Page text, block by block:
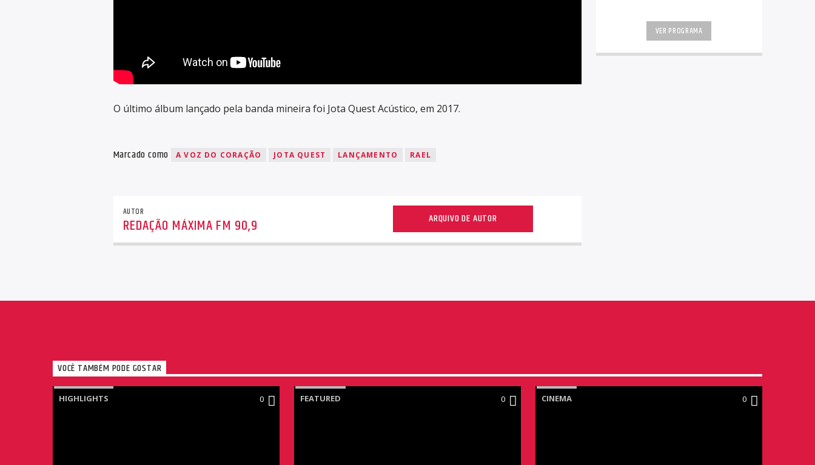
O último álbum lançado pela banda mineira foi Jota Quest Acústico, em 2017.
Marcado como A VOZ DO CORAÇÃO JOTA QUEST LANÇAMENTO RAEL
AUTOR
REDAÇÃO MÁXIMA FM 90,9 ARQUIVO DE AUTOR
VER PROGRAMA
VOCÊ TAMBÉM PODE GOSTAR
HIGHLIGHTS 0 FEATURED 0 CINEMA 0